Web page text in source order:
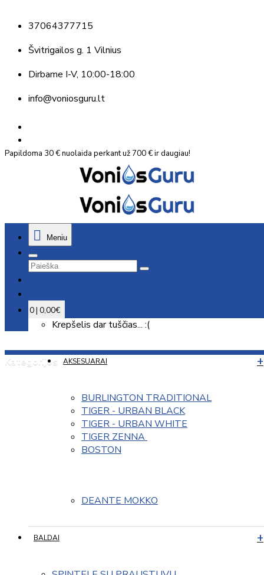
37064377715
Švitrigailos g. 1 Vilnius
Dirbame I-V, 10:00-18:00
info@voniosguru.lt
Papildoma 30 € nuolaida perkant už 700 € ir daugiau!
Meniu
0 | 0,00€
Krepšelis dar tuščias... :(
Kategorijos AKSESUARAI
BURLINGTON TRADITIONAL
TIGER - URBAN BLACK
TIGER - URBAN WHITE
TIGER ZENNA
BOSTON
DEANTE MOKKO
BALDAI